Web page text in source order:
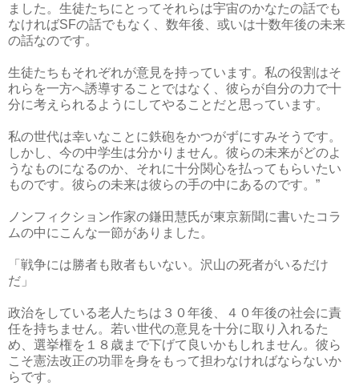
ました。生徒たちにとってそれらは宇宙のかなたの話でも
なければSFの話でもなく、数年後、或いは十数年後の未来
の話なのです。
生徒たちもそれぞれが意見を持っています。私の役割はそ
れらを一方へ誘導することではなく、彼らが自分の力で十
分に考えられるようにしてやることだと思っています。
私の世代は幸いなことに鉄砲をかつがずにすみそうです。
しかし、今の中学生は分かりません。彼らの未来がどのよ
うなものになるのか、それに十分関心を払ってもらいたい
ものです。彼らの未来は彼らの手の中にあるのです。”
ノンフィクション作家の鎌田慧氏が東京新聞に書いたコラ
ムの中にこんな一節がありました。
「戦争には勝者も敗者もいない。沢山の死者がいるだけ
だ」
政治をしている老人たちは３０年後、４０年後の社会に責
任を持ちません。若い世代の意見を十分に取り入れるた
め、選挙権を１８歳まで下げて良いかもしれません。彼ら
こそ憲法改正の功罪を身をもって担わなければならないか
らです。